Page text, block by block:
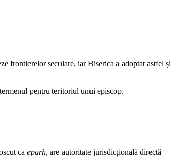
frontierelor seculare, iar Biserica a adoptat astfel și
termenul pentru teritoriul unui episcop.
ca eparh, are autoritate jurisdicțională directă